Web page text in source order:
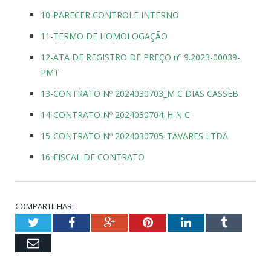
10-PARECER CONTROLE INTERNO
11-TERMO DE HOMOLOGAÇÃO
12-ATA DE REGISTRO DE PREÇO nº 9.2023-00039-
PMT
13-CONTRATO Nº 2024030703_M C DIAS CASSEB
14-CONTRATO Nº 2024030704_H N C
15-CONTRATO Nº 2024030705_TAVARES LTDA
16-FISCAL DE CONTRATO
COMPARTILHAR:
TwitterFacebookGoogle+PinterestLinkedInTumblr
Email